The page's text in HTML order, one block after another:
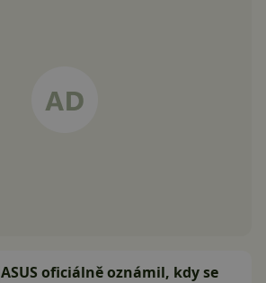
ASUS oficiálně oznámil, kdy se